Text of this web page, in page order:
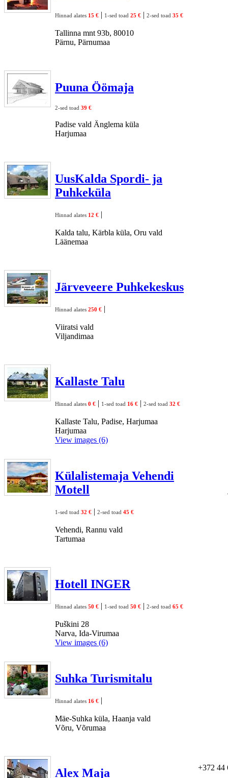
Hinnad alates 15 € | 1-sed toad 25 € | 2-sed toad 35 €
Tallinna mnt 93b, 80010
Pärnu, Pärnumaa
Puuna Öömaja
2-sed toad 39 €
Padise vald Änglema küla
Harjumaa
UusKalda Spordi- ja
Puhkeküla
Hinnad alates 12 € |
Kalda talu, Kärbla küla, Oru vald
Läänemaa
Järveveere Puhkekeskus
Hinnad alates 250 € |
Viiratsi vald
Viljandimaa
Kallaste Talu
Hinnad alates 0 € | 1-sed toad 16 € | 2-sed toad 32 €
Kallaste Talu, Padise, Harjumaa
Harjumaa
View images (6)
Külalistemaja Vehendi
Motell
1-sed toad 32 € | 2-sed toad 45 €
Vehendi, Rannu vald
Tartumaa
Hotell INGER
Hinnad alates 50 € | 1-sed toad 50 € | 2-sed toad 65 €
Puškini 28
Narva, Ida-Virumaa
View images (6)
Suhka Turismitalu
Hinnad alates 16 € |
Mäe-Suhka küla, Haanja vald
Võru, Võrumaa
Alex Maja +372 44